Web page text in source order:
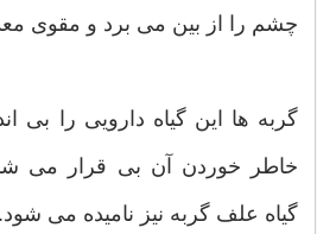
چشم را از بین می برد و مقوی
گربه ها این گیاه دارویی را بی
خاطر خوردن آن بی قرار می
گیاه علف گربه نیز نامیده می